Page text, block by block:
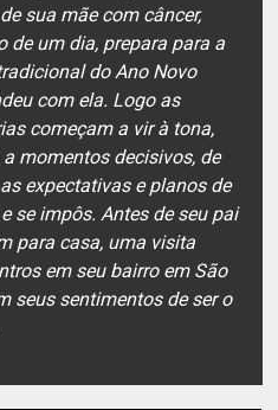
sua mãe com câncer,
de um dia, prepara para a
do Ano Novo
com ela. Logo as
começam a vir à tona,
momentos decisivos, de
expectativas e planos de
se impôs. Antes de seu pai
para casa, uma visita
em seu bairro em São
seus sentimentos de ser o